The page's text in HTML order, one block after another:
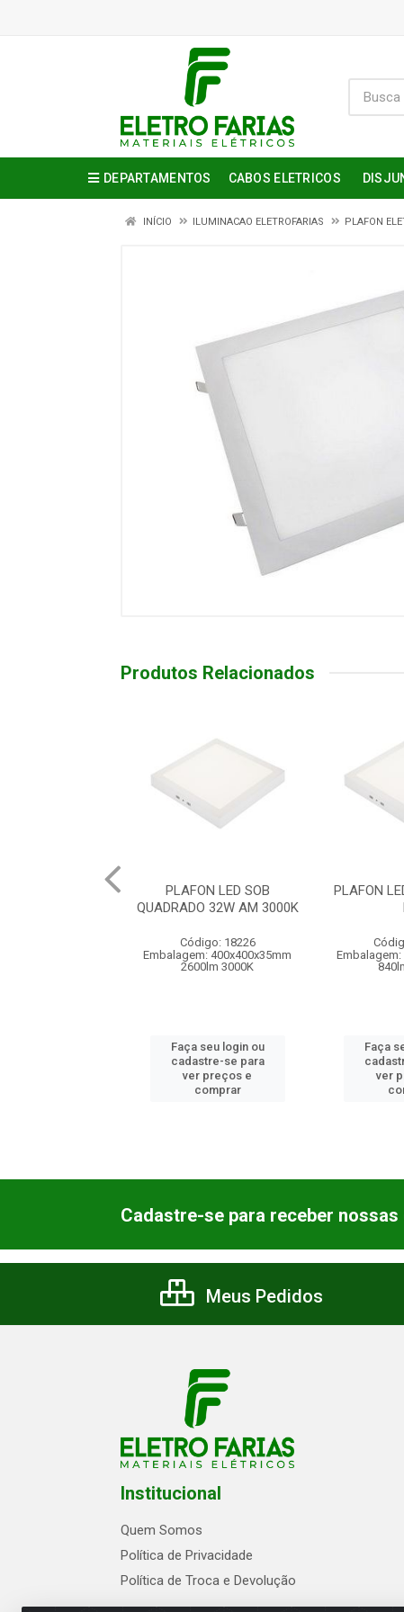
DEPARTAMENTOS CABOS ELETRICOS
INÍCIO ILUMINACAO ELETROFARIAS PLAFON
Produtos Relacionados
PLAFON LED SOB QD 12W
BR
Código: 18225
Embalagem: 163x163x28mm
840lm 6500K
Faça seu login ou
cadastre-se para
ver preços e
comprar
PLAFON
Faça
ver
Cadastre-se para receber
Meus Pedidos
Institucional
Quem Somos
Política de Privacidade
Política de Troca e Devolução